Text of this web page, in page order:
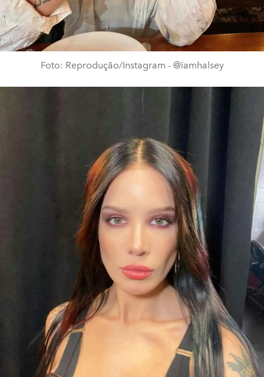
Foto: Reprodução/Instagram - @iamhalsey